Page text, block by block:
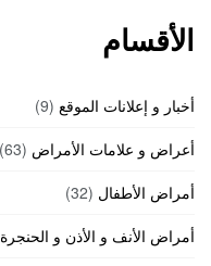
الأقسام
أخبار و إعلانات الموقع (9)
أعراض و علامات الأمراض (63)
أمراض الأطفال (32)
أمراض الأنف و الأذن و الحنجرة